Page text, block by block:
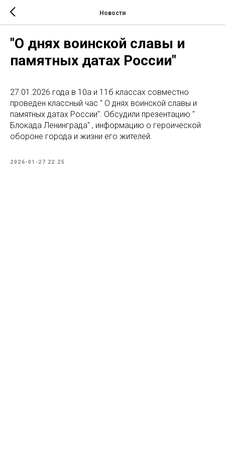
Новости
"О днях воинской славы и
памятных датах России"
27.01.2026 года в 10а и 11б классах совместно
проведен классный час " О днях воинской славы и
памятных датах России". Обсудили презентацию "
Блокада Ленинграда" , информацию о героической
обороне города и жизни его жителей.
2026-01-27 22:25